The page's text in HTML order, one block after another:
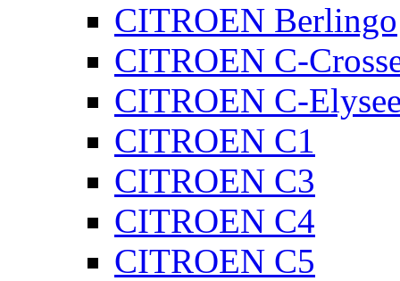
CITROEN Berlingo
CITROEN C-
CITROEN C-
CITROEN C1
CITROEN C3
CITROEN C4
CITROEN C5